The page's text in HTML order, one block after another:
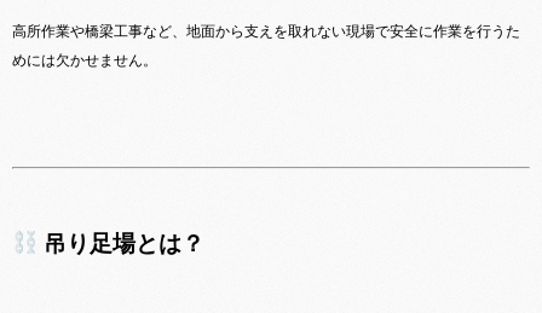
高所作業や橋梁工事など、地面から支えを取れない現場で安全に作業を行うた
めには欠かせません。
吊り足場とは？